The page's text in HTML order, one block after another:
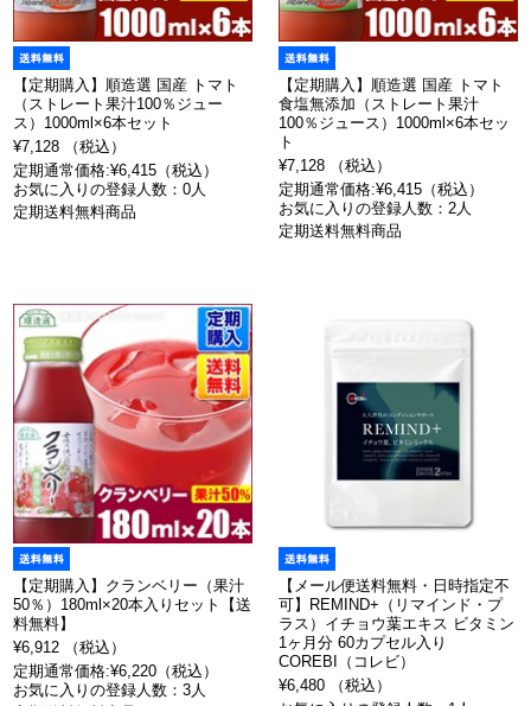
【定期購入】順造選 国産 トマト
（ストレート果汁100％ジュー
ス）1000ml×6本セット
¥7,128 （税込）
定期通常価格:¥6,415（税込）
お気に入りの登録人数：0人
定期送料無料商品
【定期購入】順造選 国産 トマト
食塩無添加（ストレート果汁
100％ジュース）1000ml×6本セッ
ト
¥7,128 （税込）
定期通常価格:¥6,415（税込）
お気に入りの登録人数：2人
定期送料無料商品
【定期購入】クランベリー（果汁
50％）180ml×20本入りセット【送
料無料】
¥6,912 （税込）
定期通常価格:¥6,220（税込）
お気に入りの登録人数：3人
【メール便送料無料・日時指定不
可】REMIND+（リマインド・プ
ラス）イチョウ葉エキス ビタミン
1ヶ月分 60カプセル入り
COREBI（コレビ）
¥6,480 （税込）